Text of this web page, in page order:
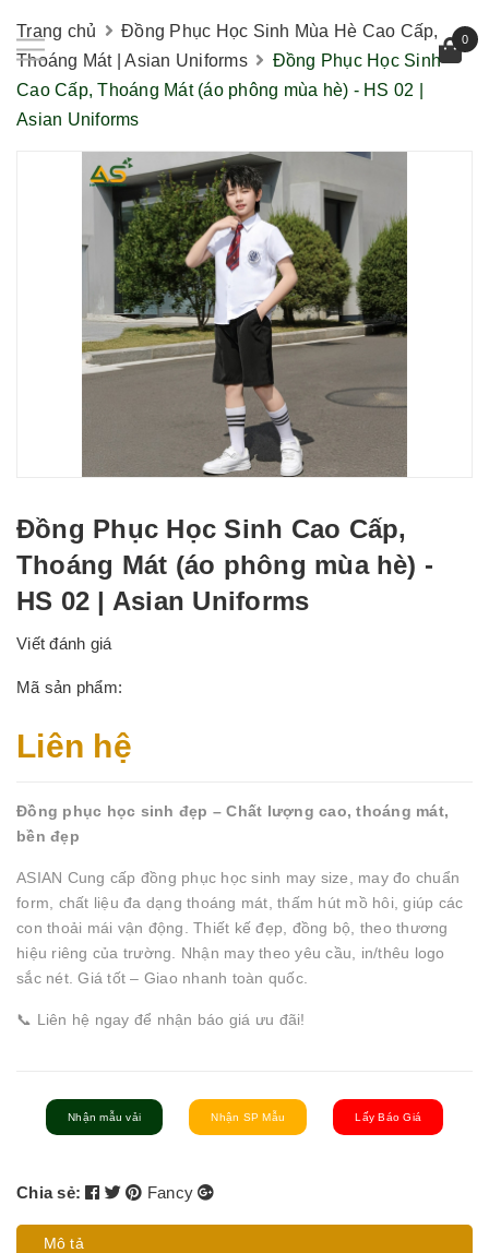
0
Trang chủ
Đồng Phục Học Sinh Mùa Hè Cao Cấp,
Thoáng Mát | Asian Uniforms
Đồng Phục Học Sinh
Cao Cấp, Thoáng Mát (áo phông mùa hè) - HS 02 |
Asian Uniforms
Đồng Phục Học Sinh Cao Cấp,
Thoáng Mát (áo phông mùa hè) -
HS 02 | Asian Uniforms
Viết đánh giá
Mã sản phẩm:
Liên hệ
Đồng phục học sinh đẹp – Chất lượng cao, thoáng mát,
bền đẹp
ASIAN Cung cấp đồng phục học sinh may size, may đo chuẩn
form, chất liệu đa dạng thoáng mát, thấm hút mồ hôi, giúp các
con thoải mái vận động. Thiết kế đẹp, đồng bộ, theo thương
hiệu riêng của trường. Nhận may theo yêu cầu, in/thêu logo
sắc nét. Giá tốt – Giao nhanh toàn quốc.
📞 Liên hệ ngay để nhận báo giá ưu đãi!
Nhận mẫu vải Nhận SP Mẫu Lấy Báo Giá
Chia sẻ: Fancy
Mô tả